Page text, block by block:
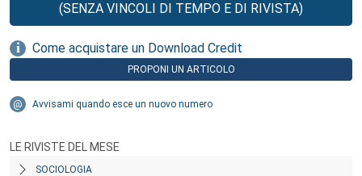
(SENZA VINCOLI DI TEMPO E DI RIVISTA)
Come acquistare un Download Credit
PROPONI UN ARTICOLO
Avvisami quando esce un nuovo numero
LE RIVISTE DEL MESE
SOCIOLOGIA